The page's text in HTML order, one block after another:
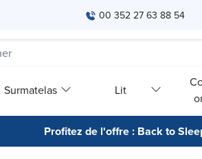
00 352 27 63 88 54
Surmatelas Lit
Profitez de l'offre : Back to